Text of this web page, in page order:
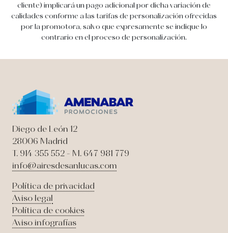
cliente) implicará un pago adicional por dicha variación de
calidades conforme a las tarifas de personalización ofrecidas
por la promotora, salvo que expresamente se indique lo
contrario en el proceso de personalización.
Diego de León 12
28006 Madrid
T. 914 355 552 - M. 647 981 779
info@airesdesanlucas.com
Política de privacidad
Aviso legal
Política de cookies
Aviso infografías